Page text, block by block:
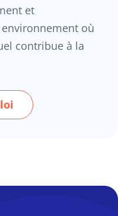
et
où
contribue à la